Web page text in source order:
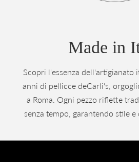
Made in
Scopri l'essenza dell'artigianato
anni di pellicce deCarli's,
a Roma. Ogni pezzo riflette
senza tempo, garantendo stile e